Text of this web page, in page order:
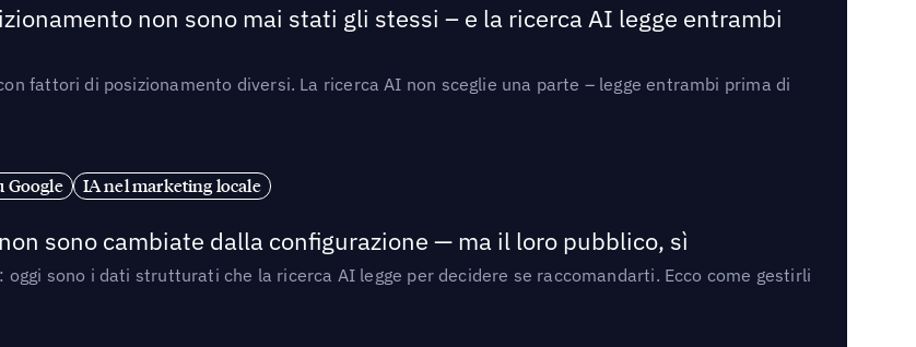
non sono mai stati gli stessi – e la ricerca AI legge entrambi
fattori di posizionamento diversi. La ricerca AI non sceglie una parte – legge entrambi prima di
Google IA nel marketing locale
sono cambiate dalla configurazione — ma il loro pubblico, sì
sono i dati strutturati che la ricerca AI legge per decidere se raccomandarti. Ecco come gestirli